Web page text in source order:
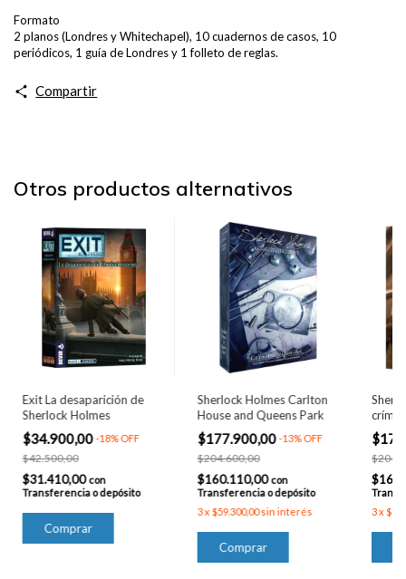
Formato
2 planos (Londres y Whitechapel), 10 cuadernos de casos, 10
periódicos, 1 guía de Londres y 1 folleto de reglas.
Compartir
Otros productos alternativos
Exit La desaparición de
Sherlock Holmes
$34.900,00-18%OFF
$42.500,00
$31.410,00con
Transferencia o depósito
Sherlock Holmes Carlton
House and Queens Park
$177.900,00-13%OFF
$204.600,00
$160.110,00con
Transferencia o depósito
3x $59.300,00sin interés
otros
3x